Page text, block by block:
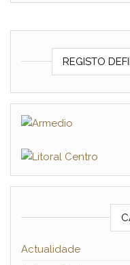
REGISTO
Actualidade